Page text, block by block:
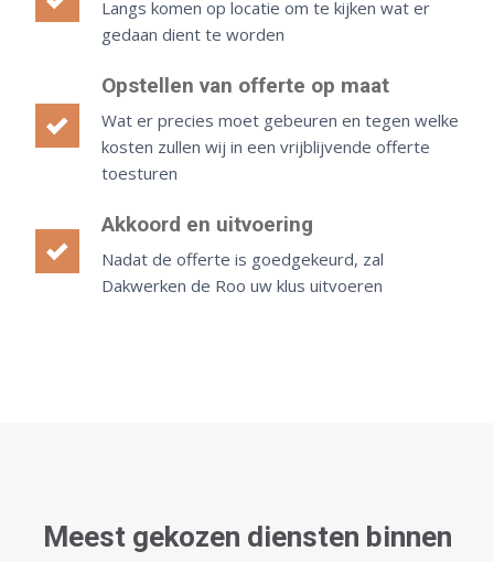
Langs komen op locatie om te kijken wat er
gedaan dient te worden
Opstellen van offerte op maat
Wat er precies moet gebeuren en tegen welke
kosten zullen wij in een vrijblijvende offerte
toesturen
Akkoord en uitvoering
Nadat de offerte is goedgekeurd, zal
Dakwerken de Roo uw klus uitvoeren
Meest gekozen diensten binnen